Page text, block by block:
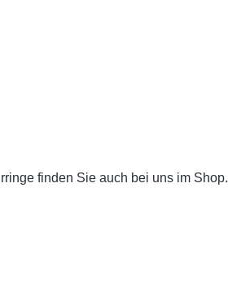
finden Sie auch bei uns im Shop.